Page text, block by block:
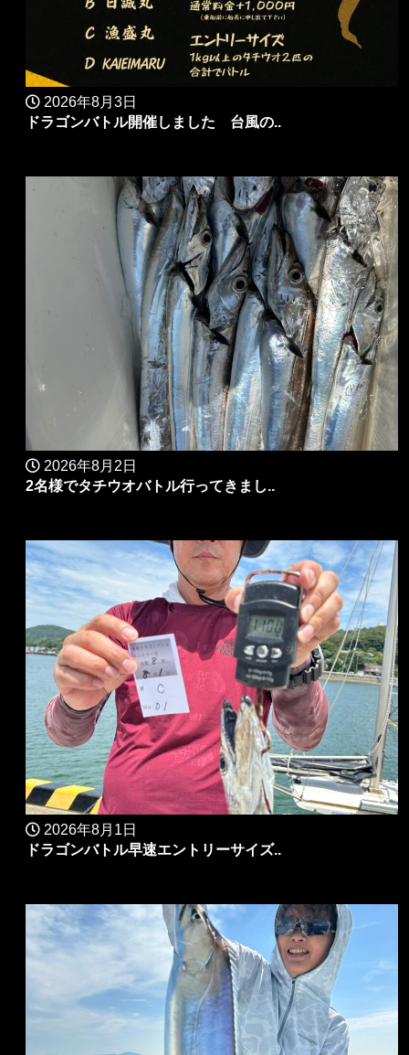
2026年8月3日
ドラゴンバトル開催しました 台風の..
2026年8月2日
2名様でタチウオバトル行ってきまし..
2026年8月1日
ドラゴンバトル早速エントリーサイズ..